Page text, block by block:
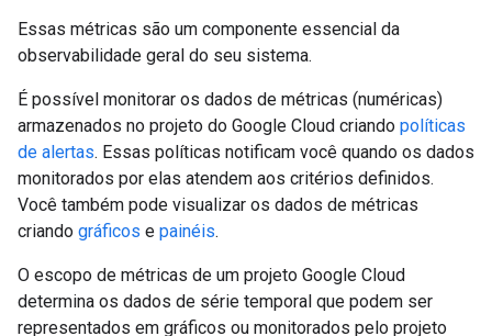
Essas métricas são um componente essencial da
observabilidade geral do seu sistema.
É possível monitorar os dados de métricas (numéricas)
armazenados no projeto do Google Cloud criando políticas
de alertas. Essas políticas notificam você quando os dados
monitorados por elas atendem aos critérios definidos.
Você também pode visualizar os dados de métricas
criando gráficos e painéis.
O escopo de métricas de um projeto Google Cloud
determina os dados de série temporal que podem ser
representados em gráficos ou monitorados pelo projeto